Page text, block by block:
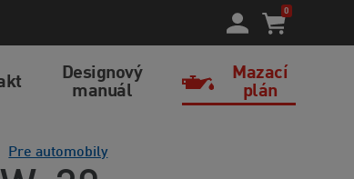
0
Designový
manuál
Mazací
plán
Pre automobily